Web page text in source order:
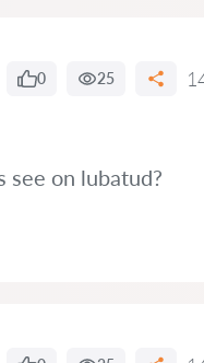
0 25
see on lubatud?